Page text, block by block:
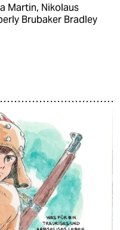
Martin, Nikolaus
Brubaker Bradley